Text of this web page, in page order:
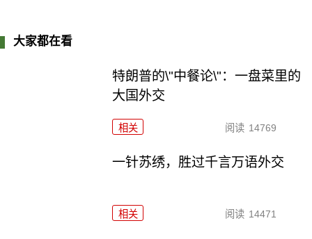
大家都在看
特朗普的\"中餐论\"：一盘菜里的
大国外交
相关 阅读 14769
一针苏绣，胜过千言万语外交
相关 阅读 14471